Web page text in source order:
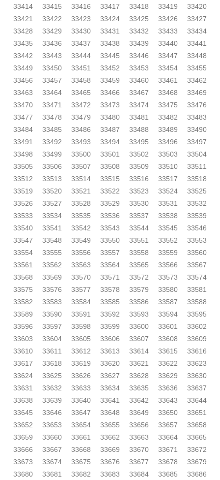
33414 33415 33416 33417 33418 33419
33420
33421
33422 33423 33424 33425 33426
33427
33428
33429 33430 33431 33432 33433
33434
33435
33436 33437 33438 33439 33440
33441
33442
33443 33444 33445 33446 33447
33448
33449
33450 33451 33452 33453 33454
33455
33456
33457 33458 33459 33460 33461
33462
33463
33464 33465 33466 33467 33468
33469
33470
33471 33472 33473 33474 33475
33476
33477
33478 33479 33480 33481 33482
33483
33484
33485 33486 33487 33488 33489
33490
33491
33492 33493 33494 33495 33496
33497
33498
33499 33500 33501 33502 33503
33504
33505
33506 33507 33508 33509 33510
33511
33512
33513 33514 33515 33516 33517
33518
33519
33520 33521 33522 33523 33524
33525
33526
33527 33528 33529 33530 33531
33532
33533
33534 33535 33536 33537 33538
33539
33540
33541 33542 33543 33544 33545
33546
33547
33548 33549 33550 33551 33552
33553
33554
33555 33556 33557 33558 33559
33560
33561
33562 33563 33564 33565 33566
33567
33568
33569 33570 33571 33572 33573
33574
33575
33576 33577 33578 33579 33580
33581
33582
33583 33584 33585 33586 33587
33588
33589
33590 33591 33592 33593 33594
33595
33596
33597 33598 33599 33600 33601
33602
33603
33604 33605 33606 33607 33608
33609
33610
33611 33612 33613 33614 33615
33616
33617
33618 33619 33620 33621 33622
33623
33624
33625 33626 33627 33628 33629
33630
33631
33632 33633 33634 33635 33636
33637
33638
33639 33640 33641 33642 33643
33644
33645
33646 33647 33648 33649 33650
33651
33652
33653 33654 33655 33656 33657
33658
33659
33660 33661 33662 33663 33664
33665
33666
33667 33668 33669 33670 33671
33672
33673
33674 33675 33676 33677 33678
33679
33680
33681 33682 33683 33684 33685
33686